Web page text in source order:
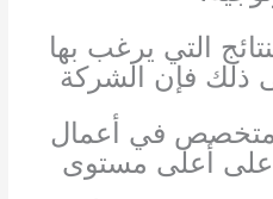
التي يرغب بها
ذلك فإن الشركة
في أعمال
أعلى مستوى